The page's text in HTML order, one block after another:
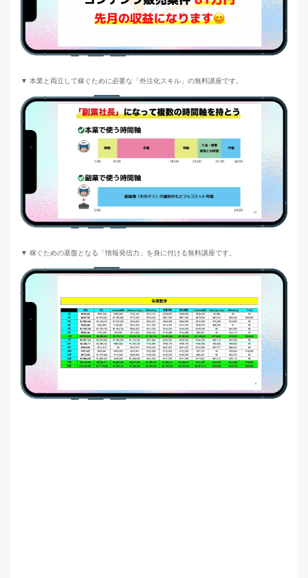
▼ 本業と両立して稼ぐために必要な「外注化スキル」の無料講座です。
▼ 稼ぐための基盤となる「情報発信力」を身に付ける無料講座です。